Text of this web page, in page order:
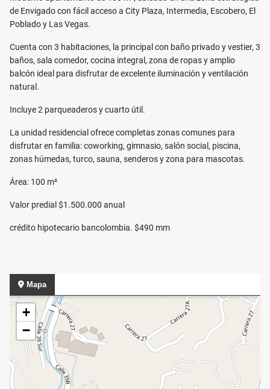
de Envigado con fácil acceso a City Plaza, Intermedia, Escobero, El
Poblado y Las Vegas.
Cuenta con 3 habitaciones, la principal con baño privado y vestier, 3
baños, sala comedor, cocina integral, zona de ropas y amplio
balcón ideal para disfrutar de excelente iluminación y ventilación
natural.
Incluye 2 parqueaderos y cuarto útil.
La unidad residencial ofrece completas zonas comunes para
disfrutar en familia: coworking, gimnasio, salón social, piscina,
zonas húmedas, turco, sauna, senderos y zona para mascotas.
Área: 100 m²
Valor predial $1.500.000 anual
crédito hipotecario bancolombia. $490 mm
Mapa
+
−